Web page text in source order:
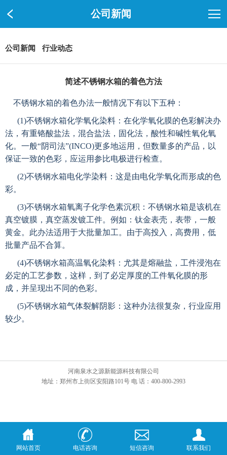
公司新闻
公司新闻 行业动态
简述不锈钢水箱的着色方法
不锈钢水箱的着色办法一般情况下有以下五种：
(1)不锈钢水箱化学氧化染料：在化学氧化膜的色彩解决办
法，有重铬酸盐法，混合盐法，固化法，酸性和碱性氧化氧
化。一般“阴司法”(INCO)更多地运用，但数量多的产品，以
保证一致的色彩，应运用参比电极进行检查。
(2)不锈钢水箱电化学染料：这是由电化学氧化而形成的色
彩。
(3)不锈钢水箱氧离子化学色素沉积：不锈钢水箱是该机在
真空镀膜，真空蒸发镀工件。例如：钛金表壳，表带，一般
黄金。此办法适用于大批量加工。由于高投入，高费用，低
批量产品不合算。
(4)不锈钢水箱高温氧化染料：尤其是熔融盐，工件浸泡在
必定的工艺参数，这样，到了必定厚度的工件氧化膜的形
成，并呈现出不同的色彩。
(5)不锈钢水箱气体裂解阴影：这种办法很复杂，行业应用
较少。
河南泉水之源新能源科技有限公司
地址：郑州市上街区安阳路101号 电 话：400-800-2993
网站首页 电话咨询 短信咨询 联系我们